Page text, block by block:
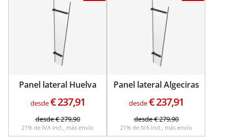
Panel lateral Huelva
desde€237,91
desde€279,90
21% de IVA incl., más envío
Panel lateral Algeciras
desde€237,91
desde€279,90
21% de IVA incl., más envío